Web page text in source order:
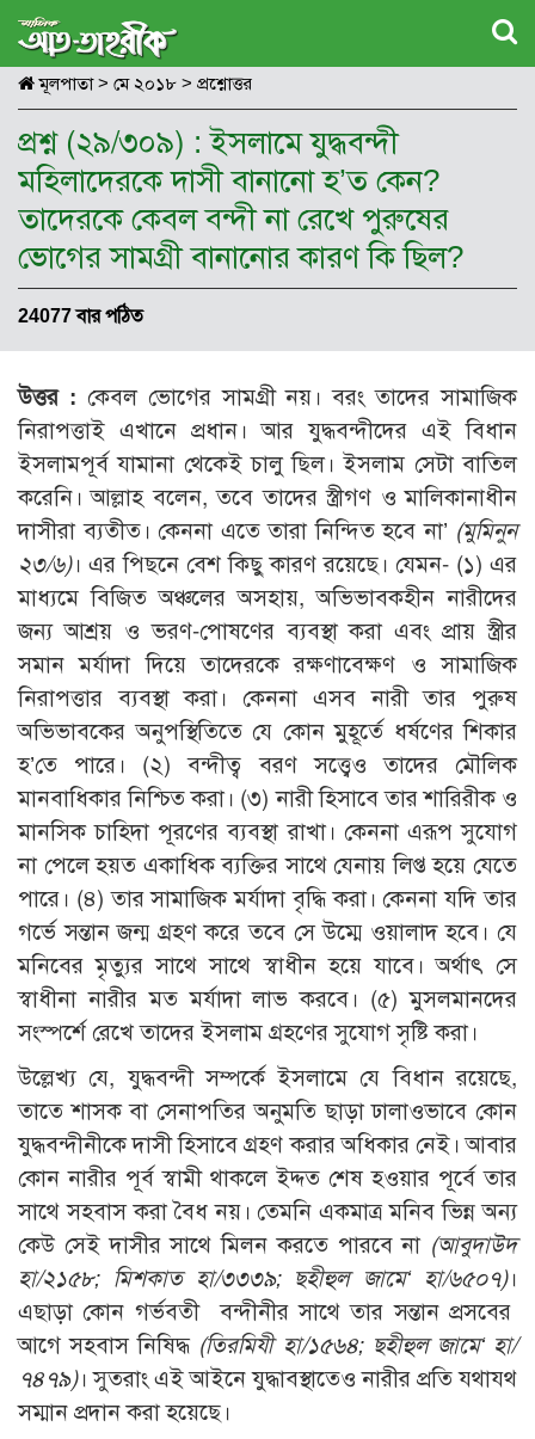
মূলপাতা> মে ২০১৮ > প্রশ্নোত্তর
প্রশ্ন (২৯/৩০৯) : ইসলামে যুদ্ধবন্দী
মহিলাদেরকে দাসী বানানো হ’ত কেন?
তাদেরকে কেবল বন্দী না রেখে পুরুষের
ভোগের সামগ্রী বানানোর কারণ কি ছিল?
24077 বার পঠিত
উত্তর : কেবল ভোগের সামগ্রী নয়। বরং তাদের সামাজিক
নিরাপত্তাই এখানে প্রধান। আর যুদ্ধবন্দীদের এই বিধান
ইসলামপূর্ব যামানা থেকেই চালু ছিল। ইসলাম সেটা বাতিল
করেনি। আল্লাহ বলেন, তবে তাদের স্ত্রীগণ ও মালিকানাধীন
দাসীরা ব্যতীত। কেননা এতে তারা নিন্দিত হবে না’ (মুমিনুন
২৩/৬)। এর পিছনে বেশ কিছু কারণ রয়েছে। যেমন- (১) এর
মাধ্যমে বিজিত অঞ্চলের অসহায়, অভিভাবকহীন নারীদের
জন্য আশ্রয় ও ভরণ-পোষণের ব্যবস্থা করা এবং প্রায় স্ত্রীর
সমান মর্যাদা দিয়ে তাদেরকে রক্ষণাবেক্ষণ ও সামাজিক
নিরাপত্তার ব্যবস্থা করা। কেননা এসব নারী তার পুরুষ
অভিভাবকের অনুপস্থিতিতে যে কোন মুহূর্তে ধর্ষণের শিকার
হ’তে পারে। (২) বন্দীত্ব বরণ সত্ত্বেও তাদের মৌলিক
মানবাধিকার নিশ্চিত করা। (৩) নারী হিসাবে তার শারিরীক ও
মানসিক চাহিদা পূরণের ব্যবস্থা রাখা। কেননা এরূপ সুযোগ
না পেলে হয়ত একাধিক ব্যক্তির সাথে যেনায় লিপ্ত হয়ে যেতে
পারে। (৪) তার সামাজিক মর্যাদা বৃদ্ধি করা। কেননা যদি তার
গর্ভে সন্তান জন্ম গ্রহণ করে তবে সে উম্মে ওয়ালাদ হবে। যে
মনিবের মৃত্যুর সাথে সাথে স্বাধীন হয়ে যাবে। অর্থাৎ সে
স্বাধীনা নারীর মত মর্যাদা লাভ করবে। (৫) মুসলমানদের
সংস্পর্শে রেখে তাদের ইসলাম গ্রহণের সুযোগ সৃষ্টি করা।
উল্লেখ্য যে, যুদ্ধবন্দী সম্পর্কে ইসলামে যে বিধান রয়েছে,
তাতে শাসক বা সেনাপতির অনুমতি ছাড়া ঢালাওভাবে কোন
যুদ্ধবন্দীনীকে দাসী হিসাবে গ্রহণ করার অধিকার নেই। আবার
কোন নারীর পূর্ব স্বামী থাকলে ইদ্দত শেষ হওয়ার পূর্বে তার
সাথে সহবাস করা বৈধ নয়। তেমনি একমাত্র মনিব ভিন্ন অন্য
কেউ সেই দাসীর সাথে মিলন করতে পারবে না (আবুদাউদ
হা/২১৫৮; মিশকাত হা/৩৩৩৯; ছহীহুল জামে‘ হা/৬৫০৭)।
এছাড়া কোন গর্ভবতী বন্দীনীর সাথে তার সন্তান প্রসবের
আগে সহবাস নিষিদ্ধ (তিরমিযী হা/১৫৬৪; ছহীহুল জামে‘ হা/
৭৪৭৯)। সুতরাং এই আইনে যুদ্ধাবস্থাতেও নারীর প্রতি যথাযথ
সম্মান প্রদান করা হয়েছে।